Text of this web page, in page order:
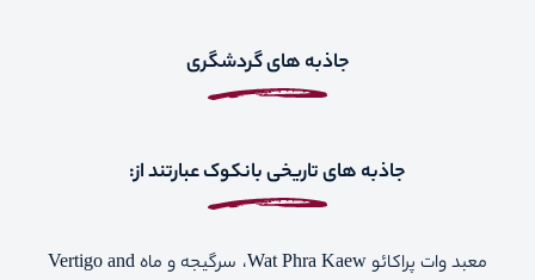
جاذبه های گردشگری
جاذبه های تاریخی بانکوک عبارتند از:
معبد وات پراکائو Wat Phra Kaew، سرگیجه و ماه Vertigo and